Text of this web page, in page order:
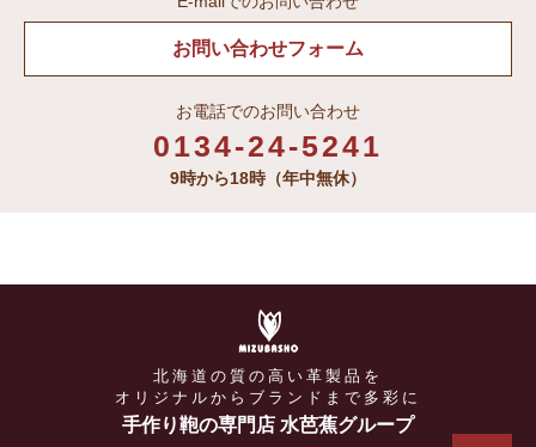
お問い合わせフォーム
お電話でのお問い合わせ
0134-24-5241
9時から18時（年中無休）
北海道の質の高い革製品を
オリジナルからブランドまで多彩に
手作り鞄の専門店 水芭蕉グループ